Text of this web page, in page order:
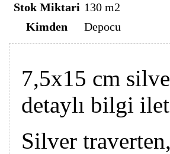
Stok Miktari 130 m2
Kimden
Depocu
7,5x15 cm
detaylı bilgi
Silver